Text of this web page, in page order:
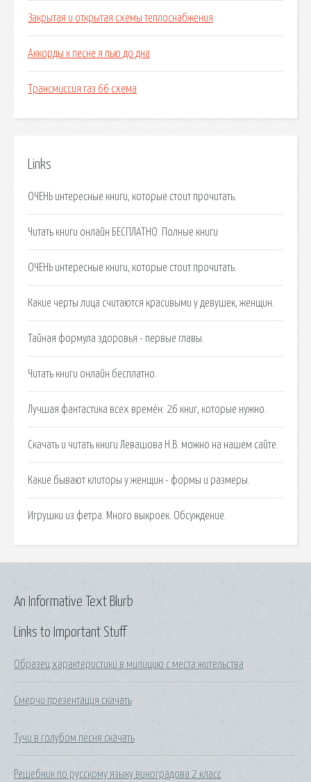
Закрытая и открытая схемы теплоснабжения
Аккорды к песне я пью до дна
Трансмиссия газ 66 схема
Links
ОЧЕНЬ интересные книги, которые стоит прочитать.
Читать книги онлайн БЕСПЛАТНО. Полные книги
ОЧЕНЬ интересные книги, которые стоит прочитать.
Какие черты лица считаются красивыми у девушек, женщин.
Тайная формула здоровья - первые главы.
Читать книги онлайн бесплатно.
Лучшая фантастика всех времён: 26 книг, которые нужно.
Скачать и читать книги Левашова Н.В. можно на нашем сайте.
Какие бывают клиторы у женщин - формы и размеры.
Игрушки из фетра. Много выкроек. Обсуждение.
Links to Important Stuff
Образец характеристики в милицию с места жительства
Смерчи презентация скачать
Тучи в голубом песня скачать
Решебник по русскому языку виноградова 2 класс
An Informative Text Blurb